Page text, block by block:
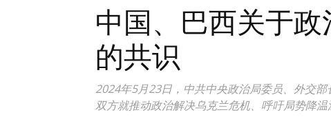
中国、巴西关于
的共识
2024年5月23日，中共中央政治局委员、外交
双方就推动政治解决乌克兰危机、呼吁局势降